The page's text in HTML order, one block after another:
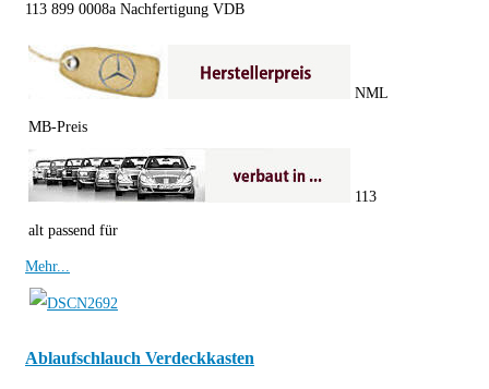
113 899 0008a Nachfertigung VDB
MB-Preis
NML
alt passend für
113
Mehr...
Ablaufschlauch Verdeckkasten